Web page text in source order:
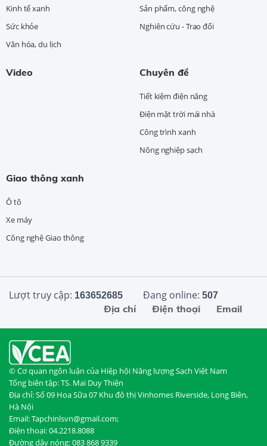
Kinh tế xanh
Sức khỏe
Văn hóa, du lịch
Sản phẩm, công nghệ
Nghiên cứu - Trao đổi
Video Chuyên đề
Tiết kiệm điện năng
Điện mặt trời mái nhà
Công trình xanh
Nông nghiệp sạch
Giao thông xanh
Ô tô
Xe máy
Công nghệ Giao thông
Lượt truy cập: 163652685 Đang online: 507
Email
Điện thoại
Địa chỉ
© Cơ quan ngôn luận của Hiệp hội Năng lượng Sạch Việt Nam
Tổng biên tập: TS. Mai Duy Thiện
Địa chỉ: Số 09 Hoa Sữa 07 Khu đô thị Vinhomes Riverside, Long Biên,
Hà Nội
Email: Tapchinlsvn@gmail.com;
Điện thoại: 04.2218.8088
Đường dây nóng: 083 868 9339